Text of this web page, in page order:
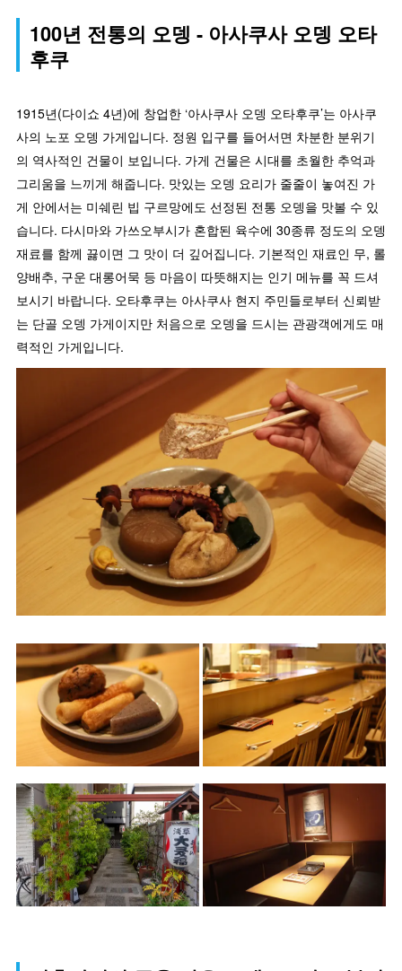
100년 전통의 오뎅 - 아사쿠사 오뎅 오타
후쿠
1915년(다이쇼 4년)에 창업한 ‘아사쿠사 오뎅 오타후쿠’는 아사쿠
사의 노포 오뎅 가게입니다. 정원 입구를 들어서면 차분한 분위기
의 역사적인 건물이 보입니다. 가게 건물은 시대를 초월한 추억과
그리움을 느끼게 해줍니다. 맛있는 오뎅 요리가 줄줄이 놓여진 가
게 안에서는 미쉐린 빕 구르망에도 선정된 전통 오뎅을 맛볼 수 있
습니다. 다시마와 가쓰오부시가 혼합된 육수에 30종류 정도의 오뎅
재료를 함께 끓이면 그 맛이 더 깊어집니다. 기본적인 재료인 무, 롤
양배추, 구운 대롱어묵 등 마음이 따뜻해지는 인기 메뉴를 꼭 드셔
보시기 바랍니다. 오타후쿠는 아사쿠사 현지 주민들로부터 신뢰받
는 단골 오뎅 가게이지만 처음으로 오뎅을 드시는 관광객에게도 매
력적인 가게입니다.